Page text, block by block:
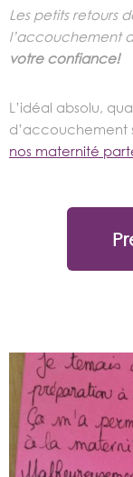
Les petits retours
l’accouchement
votre confiance!
L’idéal absolu,
d’accouchement
nos maternité